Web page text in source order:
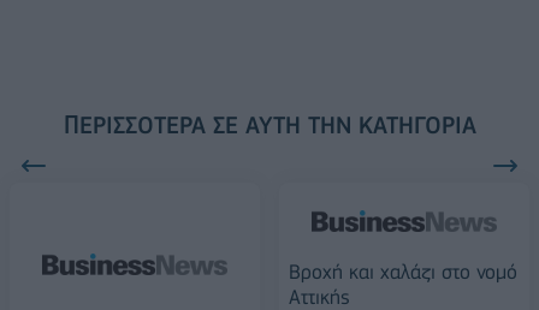
ΠΕΡΙΣΣΌΤΕΡΑ ΣΕ ΑΥΤΉ ΤΗΝ ΚΑΤΗΓΟΡΊΑ
Βροχή και χαλάζι στο νομό
Αττικής